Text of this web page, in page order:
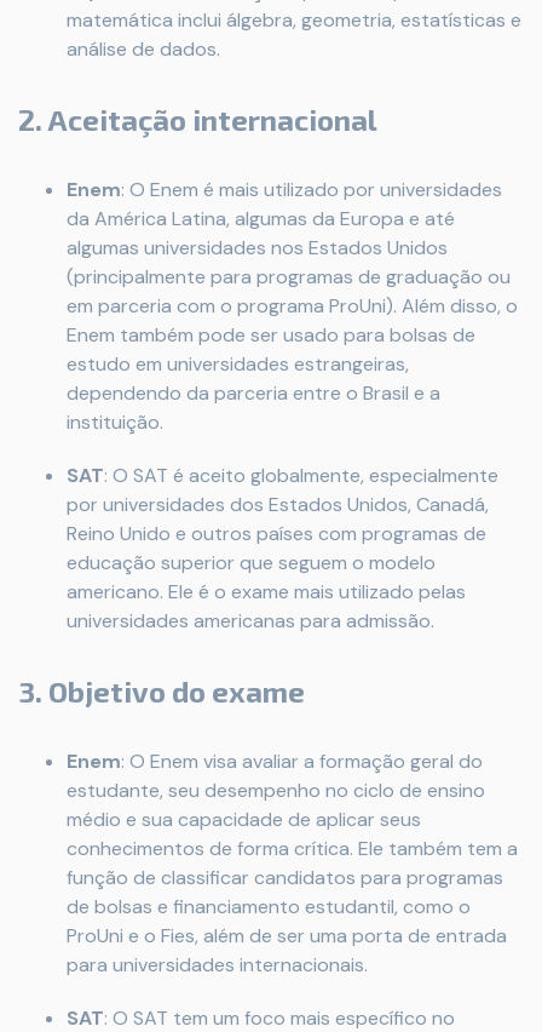
matemática inclui álgebra, geometria, estatísticas e
análise de dados.
2. Aceitação internacional
Enem: O Enem é mais utilizado por universidades
da América Latina, algumas da Europa e até
algumas universidades nos Estados Unidos
(principalmente para programas de graduação ou
em parceria com o programa ProUni). Além disso, o
Enem também pode ser usado para bolsas de
estudo em universidades estrangeiras,
dependendo da parceria entre o Brasil e a
instituição.
SAT: O SAT é aceito globalmente, especialmente
por universidades dos Estados Unidos, Canadá,
Reino Unido e outros países com programas de
educação superior que seguem o modelo
americano. Ele é o exame mais utilizado pelas
universidades americanas para admissão.
3. Objetivo do exame
Enem: O Enem visa avaliar a formação geral do
estudante, seu desempenho no ciclo de ensino
médio e sua capacidade de aplicar seus
conhecimentos de forma crítica. Ele também tem a
função de classificar candidatos para programas
de bolsas e financiamento estudantil, como o
ProUni e o Fies, além de ser uma porta de entrada
para universidades internacionais.
SAT: O SAT tem um foco mais específico no